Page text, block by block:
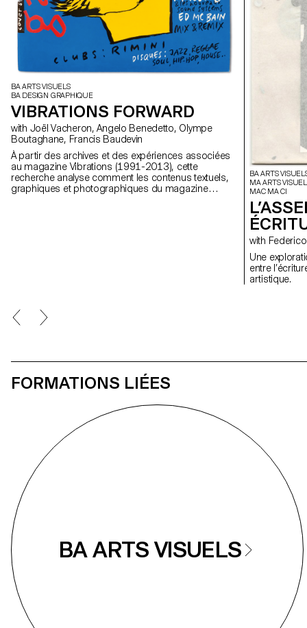
BA ARTS VISUELS
BA DESIGN GRAPHIQUE
VIBRATIONS FORWARD
with Joël Vacheron, Angelo Benedetto, Olympe
Boutaghane, Francis Baudevin
À partir des archives et des expériences associées
au magazine Vibrations (1991-2013), cette
recherche analyse comment les contenus textuels,
graphiques et photographiques du magazine
BA ARTS
MA ARTS
MAC MA CI
with
Une
entre
artistique.
FORMATIONS LIÉES
BA ARTS VISUELS